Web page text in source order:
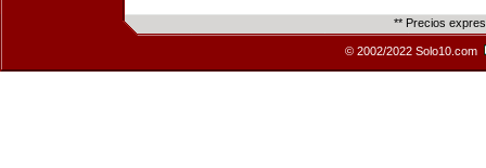
** Precios
© 2002/2022 Solo10.com